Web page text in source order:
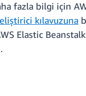
fazla bilgi için
kılavuzuna
Elastic Beanstalk